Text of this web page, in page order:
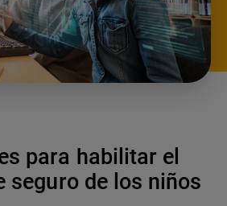
para habilitar el
seguro de los niños